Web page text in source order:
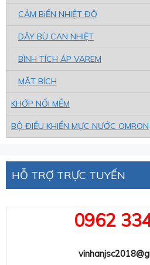
CẢM BiẾN NHIỆT ĐỘ
DÂY BÙ CAN NHIỆT
BÌNH TÍCH ÁP VAREM
MẶT BÍCH
KHỚP NỐI MỀM
BỘ ĐIỀU KHIỂN MỰC NƯỚC OMRON
HỖ TRỢ TRỰC TUYẾN
0962